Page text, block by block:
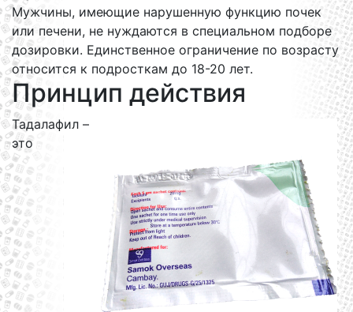
Мужчины, имеющие нарушенную функцию почек
или печени, не нуждаются в специальном подборе
дозировки. Единственное ограничение по возрасту
относится к подросткам до 18-20 лет.
Принцип действия
Тадалафил –
это